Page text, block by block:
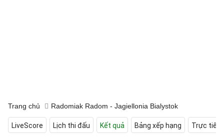
Trang chủ Radomiak Radom - Jagiellonia Bialystok
LiveScore Lịch thi đấu Kết quả Bảng xếp hạng Trực tiếp